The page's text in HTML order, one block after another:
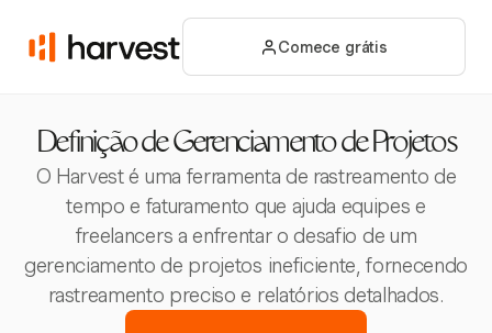
Comece grátis
Definição de Gerenciamento de Projetos
O Harvest é uma ferramenta de rastreamento de
tempo e faturamento que ajuda equipes e
freelancers a enfrentar o desafio de um
gerenciamento de projetos ineficiente, fornecendo
rastreamento preciso e relatórios detalhados.